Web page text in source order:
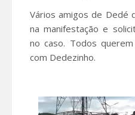
Vários amigos de Dedé
na manifestação e
no caso. Todos
com Dedezinho.